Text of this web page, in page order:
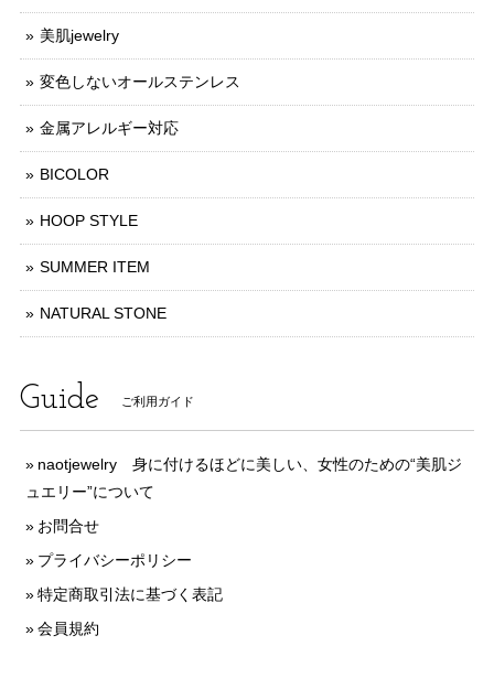
美肌jewelry
変色しないオールステンレス
金属アレルギー対応
BICOLOR
HOOP STYLE
SUMMER ITEM
NATURAL STONE
Guide ご利用ガイド
naotjewelry 身に付けるほどに美しい、女性のための“美肌ジ
ュエリー”について
お問合せ
プライバシーポリシー
特定商取引法に基づく表記
会員規約